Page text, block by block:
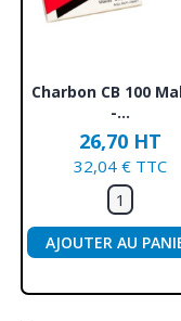
Aperçu
Charbon CB 100
-...
26,70 HT
32,04 € TTC
AJOUTER AU